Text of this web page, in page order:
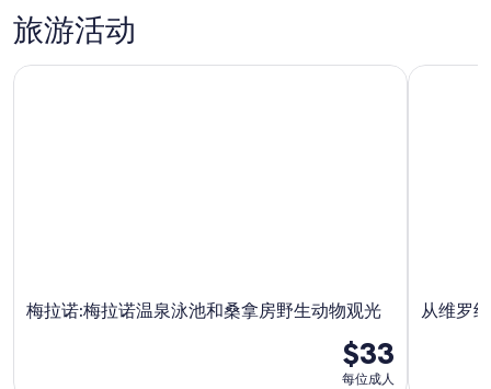
旅游活动
梅拉诺:梅拉诺温泉泳池和桑拿房野生动物观光
$33
每位成人
梅拉诺:梅拉诺温泉泳池和桑拿房野生动物观光
从维罗
从维罗纳